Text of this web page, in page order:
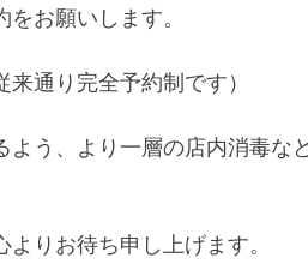
お願いします。
来通り完全予約制です）
よう、より一層の店内消毒な
りお待ち申し上げます。